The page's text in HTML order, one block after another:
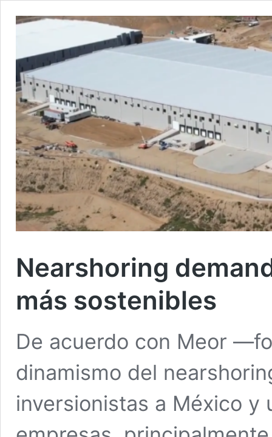
Nearshoring
más sostenibles
De acuerdo con Meor
dinamismo del
inversionistas a México y